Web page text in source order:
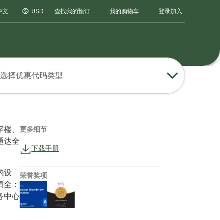
文 USD 查找我的预订 我的购物车 登录加入
选择优惠代码类型
、
达全
设
：
中心
更多细节
下载手册
荣誉奖项